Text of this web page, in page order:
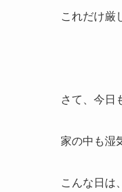
これだけ厳
さて、今日
家の中も湿
こんな日は